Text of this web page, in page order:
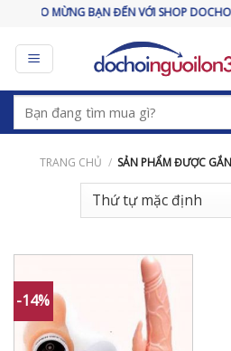
content
CHÀO MỪNG BẠN ĐẾN VỚI SHOP
Tìm
kiếm:
TRANG CHỦ / SẢN PHẨM ĐƯỢC
-14%